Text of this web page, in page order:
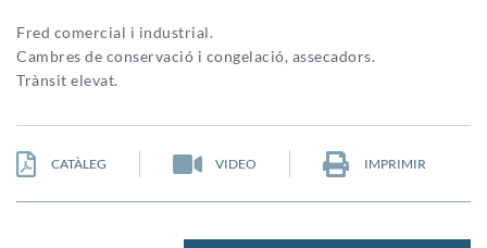
Fred comercial i industrial.
Cambres de conservació i congelació, assecadors.
Trànsit elevat.
CATÀLEG VIDEO IMPRIMIR